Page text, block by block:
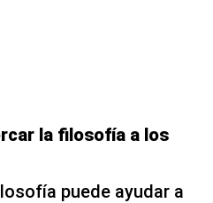
la filosofía a los
puede ayudar a